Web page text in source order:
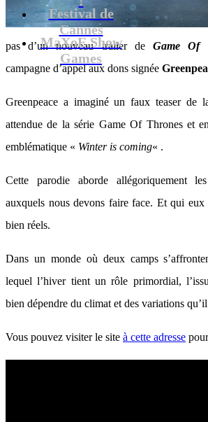
Festival de
Cannes
MaXoE Show
Games
pas d’un nouveau trailer deGame Of
campagne d’appel aux dons signée
Greenpeace a imaginé un faux teaser de
attendue de la série Game Of Thrones et
emblématique « Winter is coming« .
Cette parodie aborde allégoriquement
auxquels nous devons faire face. Et qui eux
bien réels.
Dans un monde où deux camps
lequel l’hiver tient un rôle primordial,
bien dépendre du climat et des variations
Vous pouvez visiter le site à cette adresse